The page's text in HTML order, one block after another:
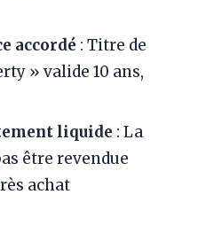
accordé : Titre de
» valide 10 ans,
liquide : La
être revendue
achat